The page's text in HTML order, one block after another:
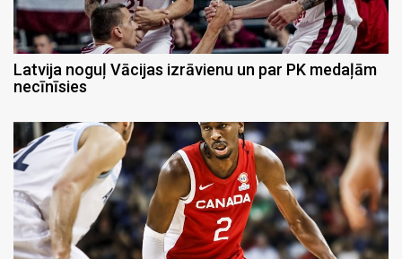
Latvija noguļ Vācijas izrāvienu un par PK medaļām
necīnīsies